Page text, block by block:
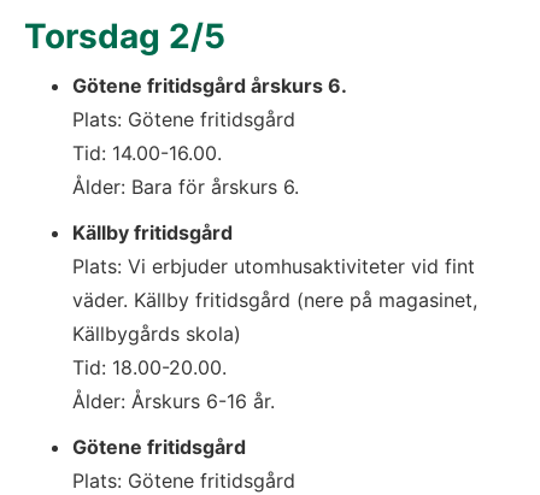
Torsdag 2/5
Götene fritidsgård årskurs 6.
Plats: Götene fritidsgård
Tid: 14.00-16.00.
Ålder: Bara för årskurs 6.
Källby fritidsgård
Plats: Vi erbjuder utomhusaktiviteter vid fint
väder. Källby fritidsgård (nere på magasinet,
Källbygårds skola)
Tid: 18.00-20.00.
Ålder: Årskurs 6-16 år.
Götene fritidsgård
Plats: Götene fritidsgård